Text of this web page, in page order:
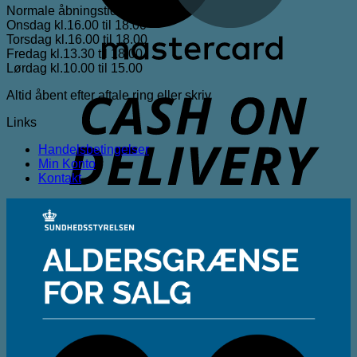
Normale åbningstider
Onsdag kl.16.00 til 18.00
Torsdag kl.16.00 til 18.00
Fredag kl.13.30 til 18.00
Lørdag kl.10.00 til 15.00
Altid åbent efter aftale ring eller skriv
Links
Handelsbetingelser
Min Konto
Kontakt